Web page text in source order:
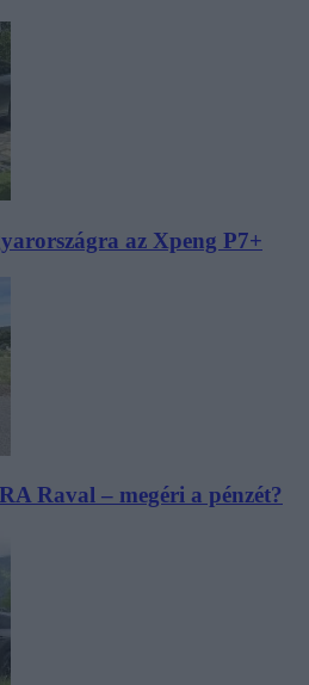
az Xpeng P7+
Raval – megéri a pénzét?